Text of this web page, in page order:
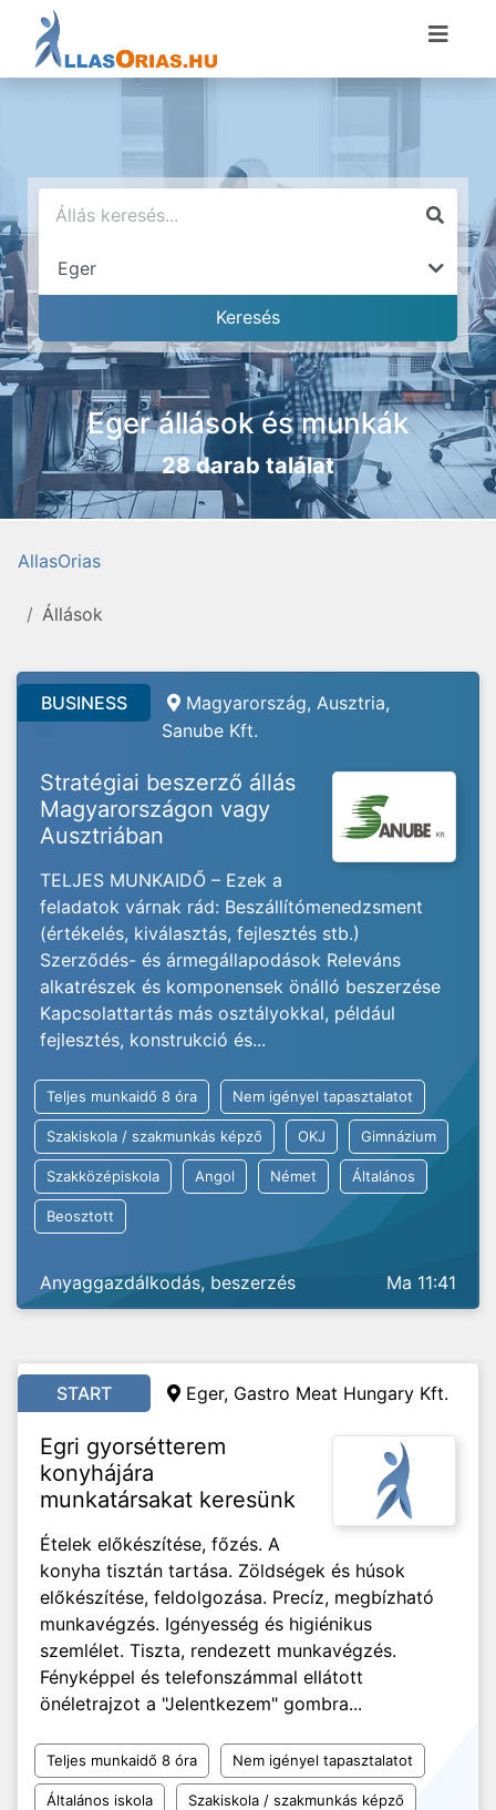
Eger állások és munkák
28 darab találat
AllasOrias
Állások
BUSINESS
Magyarország, Ausztria,
Sanube Kft.
Stratégiai beszerző állás
Magyarországon vagy
Ausztriában
TELJES MUNKAIDŐ – Ezek a
feladatok várnak rád: Beszállítómenedzsment
(értékelés, kiválasztás, fejlesztés stb.)
Szerződés- és ármegállapodások Releváns
alkatrészek és komponensek önálló beszerzése
Kapcsolattartás más osztályokkal, például
fejlesztés, konstrukció és...
Teljes munkaidő 8 óra Nem igényel tapasztalatot
Szakiskola / szakmunkás képző OKJ Gimnázium
Szakközépiskola Angol Német Általános
Beosztott
Anyaggazdálkodás, beszerzés Ma 11:41
START Eger, Gastro Meat Hungary Kft.
Egri gyorsétterem
konyhájára
munkatársakat keresünk
Ételek előkészítése, főzés. A
konyha tisztán tartása. Zöldségek és húsok
előkészítése, feldolgozása. Precíz, megbízható
munkavégzés. Igényesség és higiénikus
szemlélet. Tiszta, rendezett munkavégzés.
Fényképpel és telefonszámmal ellátott
önéletrajzot a "Jelentkezem" gombra...
Teljes munkaidő 8 óra Nem igényel tapasztalatot
Általános iskola Szakiskola / szakmunkás képző